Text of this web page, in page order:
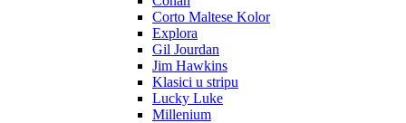
Corto Maltese Kolor
Explora
Gil Jourdan
Jim Hawkins
Klasici u stripu
Lucky Luke
Millenium